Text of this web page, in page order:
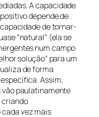
A capacidade
depende de
de tornar-
“natural” (ela se
num campo
solução” para um
de forma
Assim,
paulatinamente
criando
vez mais